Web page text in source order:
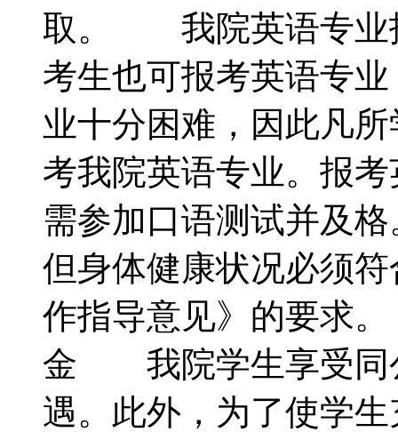
取。 我院英语专业
考生也可报考英语专
业十分困难，因此凡
考我院英语专业。报
需参加口语测试并及
但身体健康状况必须
作指导意见》的要求
金 我院学生享受同
遇。此外，为了使学